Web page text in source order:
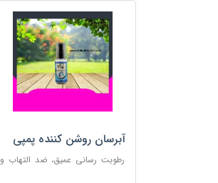
آبرسان روشن کننده پمپی
رطوبت رسانی عمیق، ضد التهاب و